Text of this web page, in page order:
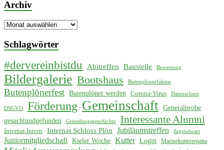
Archiv
Archiv
Schlagwörter
#dervereinbistdu Abitreffen Baustelle Bewertung
Bildergalerie Bootshaus Butenplönerfakten
Butenplönerfest Butenplöner werden Corona-Virus Datenschutz
DSGVO Förderung Gemeinschaft Generalprobe
gesuchtundgefunden
Gründungsgeschichte Interessante Alumni
Internat Intern Internat Schloss Plön Jubiläumstreffen Jugendwart
Juniormitgliedschaft Kieler Woche Kutter Login Marinekutterregatta